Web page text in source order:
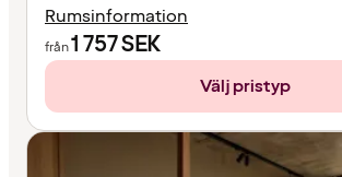
Rumsinformation
från1 757SEK
Välj pristyp